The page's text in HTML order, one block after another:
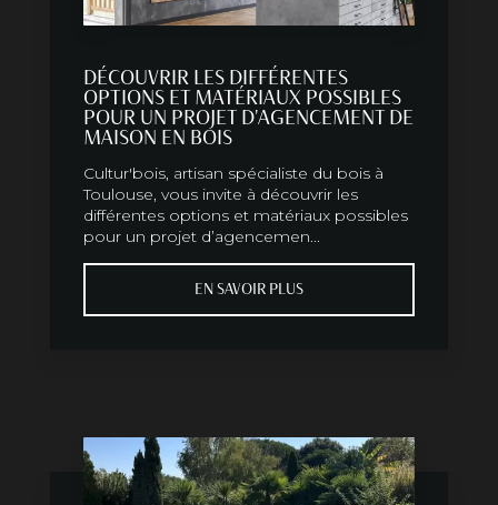
DÉCOUVRIR LES DIFFÉRENTES
OPTIONS ET MATÉRIAUX POSSIBLES
POUR UN PROJET D'AGENCEMENT DE
MAISON EN BOIS
Cultur'bois, artisan spécialiste du bois à
Toulouse, vous invite à découvrir les
différentes options et matériaux possibles
pour un projet d’agencemen...
EN SAVOIR PLUS